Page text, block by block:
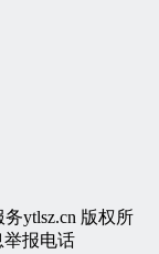
ytlsz.cn 版权所
举报电话